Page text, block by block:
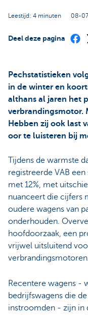
Leestijd: 4 minuten 08-
Deel deze pagina
Pechstatistieken
in de winter en
althans al jaren het
verbrandingsmotor.
Hebben zij ook last
oor te luisteren bij
Tijdens de warmste
registreerde VAB
met 12%, met
nuanceert die cijfers
oudere wagens van
onderhouden.
hoofdoorzaak, een
vrijwel uitsluitend
Recentere wagens -
bedrijfswagens die
instroomden - zijn in